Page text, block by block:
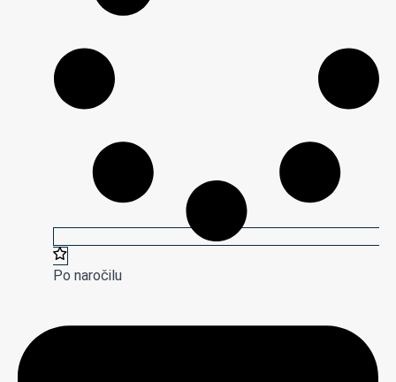
Po naročilu